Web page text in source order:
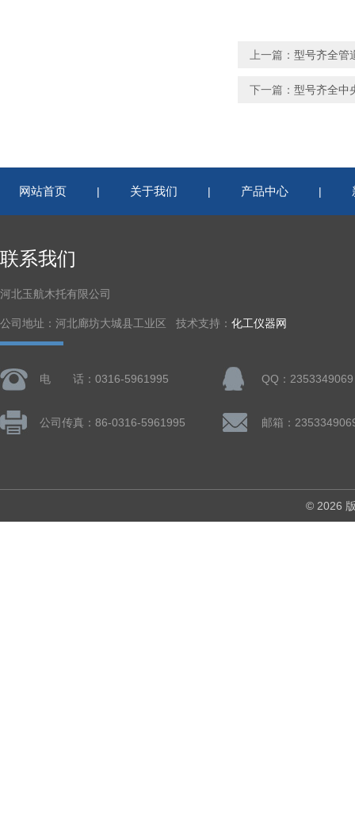
上一篇： 型号齐全管
下一篇： 型号齐全中
网站首页 | 关于我们 | 产品中心 |
联系我们
河北玉航木托有限公司
公司地址：河北廊坊大城县工业区 技术支持： 化工仪器网
电 话：0316-5961995 QQ：2353349069
公司传真：86-0316-5961995 邮箱：
© 2026